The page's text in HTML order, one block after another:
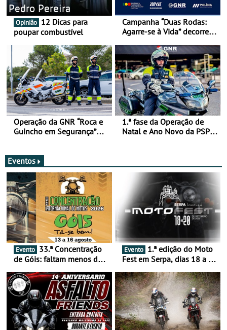
Pedro Pereira
Opinião
poupar combustível
Campanha “Duas Rodas:
Agarre-se à Vida” decorre
Operação da GNR “Roca e
Guincho em Segurança”
1.ª fase da Operação de
Natal e Ano Novo da PSP e
Eventos
Evento
de Góis: faltam menos de
16 de agosto
Evento
Fest em Serpa, dias 18 a 20
duas rodas invade o Baixo
Alentejo